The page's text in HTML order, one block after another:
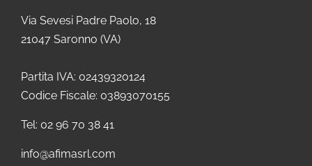
Via Sevesi Padre Paolo, 18
21047 Saronno (VA)
Partita IVA: 02439320124
Codice Fiscale: 03893070155
Tel: 02 96 70 38 41
info@afimasrl.com​